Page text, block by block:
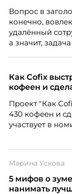
Вопрос в
конечно,
удалённый
а значит,
вовлечения,
факте: данные
подсказывает
Марианна
People
МИФИ, автор
Как Cofix
кофеен и
Проект "Как
430 кофеен и
участвует в
Марина Ускова
5 мифов о
нанимать